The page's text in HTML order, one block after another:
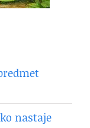
nastaje